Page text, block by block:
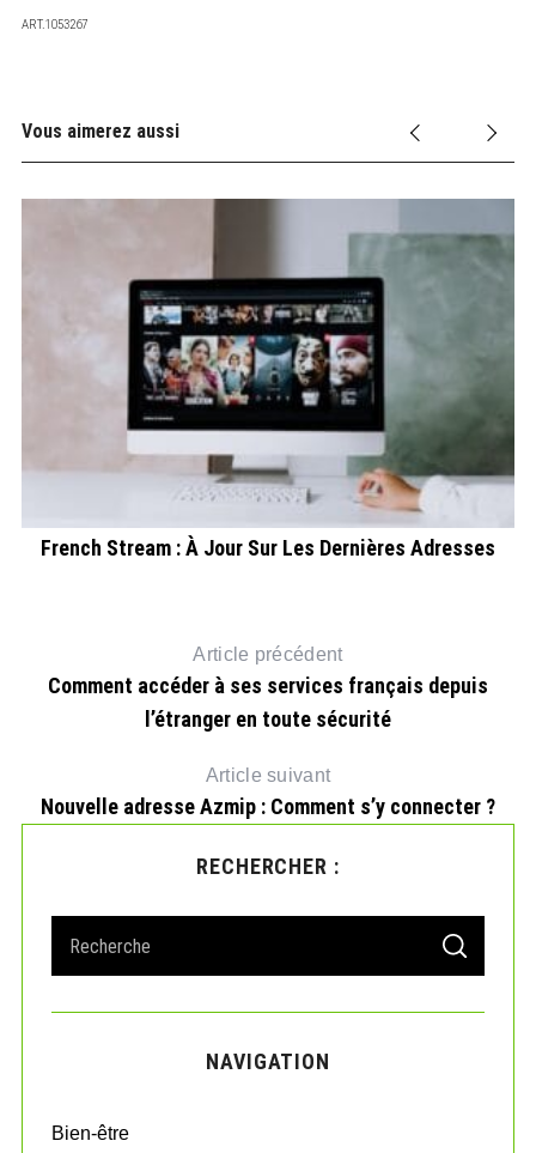
ART.1053267
Vous aimerez aussi
French Stream : À Jour Sur Les Dernières Adresses
Article précédent
Comment accéder à ses services français depuis
l’étranger en toute sécurité
Article suivant
Nouvelle adresse Azmip : Comment s’y connecter ?
RECHERCHER :
a
r
o
S
A
C
NAVIGATION
Bien-être